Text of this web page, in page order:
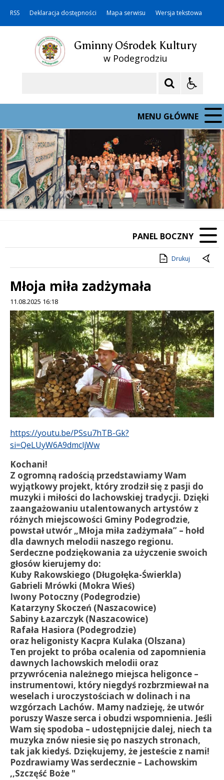
RSS Deklaracja dostępności Mapa serwisu Wersja tekstowa
Gminny Ośrodek Kultury
w Podegrodziu
MENU GŁÓWNE
PANEL BOCZNY
Drukuj
Młoja miła zadżymała
11.08.2025 16:18
Treść
https://youtu.be/PSsu7hTB-Gk?
si=QeLUyW6A9dmcljWw
Kochani!
Z ogromną radością przedstawiamy Wam
wyjątkowy projekt, który zrodził się z pasji do
muzyki i miłości do lachowskiej tradycji. Dzięki
zaangażowaniu utalentowanych artystów z
różnych miejscowości Gminy Podegrodzie,
powstał utwór „Młoja miła zadżymała” – hołd
dla dawnych melodii naszego regionu.
Serdeczne podziękowania za użyczenie swoich
głosów kierujemy do:
Kuby Rakowskiego (Długołęka-Świerkla)
Gabrieli Mrówki (Mokra Wieś)
Iwony Potoczny (Podegrodzie)
Katarzyny Skoczeń (Naszacowice)
Sabiny Łazarczyk (Naszacowice)
Rafała Hasiora (Podegrodzie)
oraz heligonisty Kacpra Kulaka (Olszana)
Ten projekt to próba ocalenia od zapomnienia
dawnych lachowskich melodii oraz
przywrócenia należnego miejsca heligonce –
instrumentowi, który niegdyś rozbrzmiewał na
weselach i uroczystościach w dolinach i na
wzgórzach Lachów. Mamy nadzieję, że utwór
poruszy Wasze serca i obudzi wspomnienia. Jeśli
Wam się spodoba – udostępnijcie dalej, niech ta
muzyka znów niesie się po naszych stronach,
tak jak kiedyś. Dziękujemy, że jesteście z nami!
Pozdrawiamy Was serdecznie – Lachowskim
,,Szczęść Boże "